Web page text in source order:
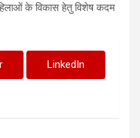
के विकास हेतु विशेष कदम
LinkedIn